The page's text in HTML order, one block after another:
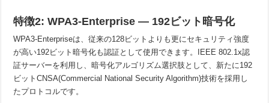
特徴2: WPA3-Enterprise — 192ビット暗号化
WPA3-Enterpriseは、従来の128ビットよりも更にセキュリティ強度
が高い192ビット暗号化も認証として使用できます。IEEE 802.1x認
証サーバーを利用し、暗号化アルゴリズム選択肢として、新たに192
ビットCNSA(Commercial National Security Algorithm)技術を採用し
たプロトコルです。